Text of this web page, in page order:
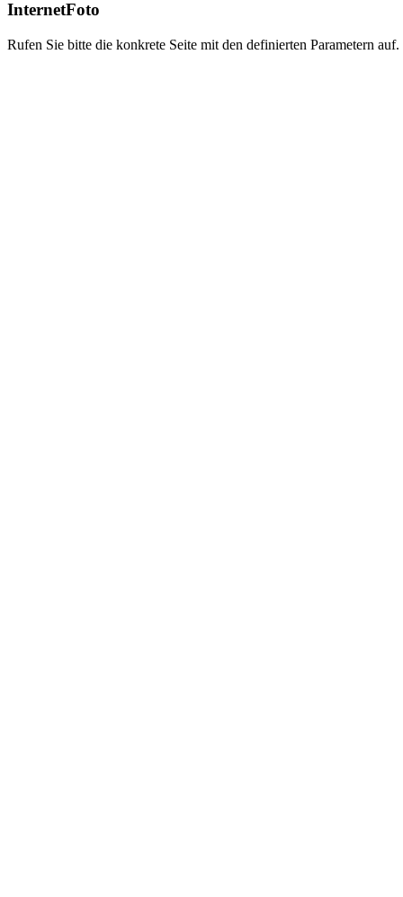
InternetFoto
Rufen Sie bitte die konkrete Seite mit den definierten Parametern auf.